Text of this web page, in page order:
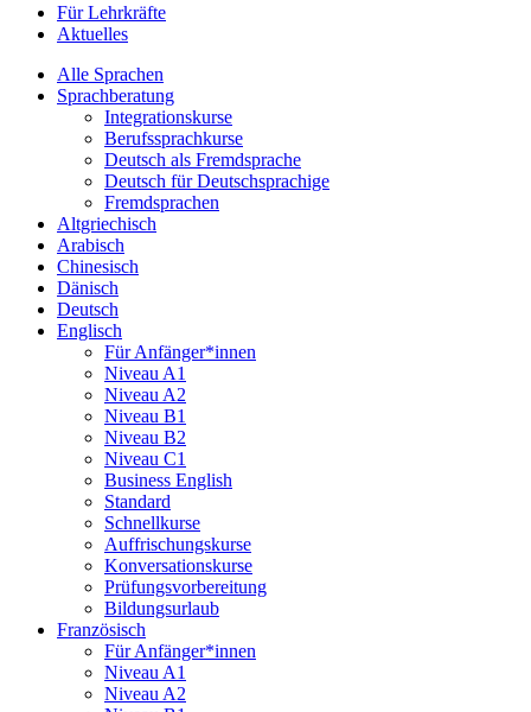
Für Lehrkräfte
Aktuelles
Alle Sprachen
Sprachberatung
Integrationskurse
Berufssprachkurse
Deutsch als Fremdsprache
Deutsch für Deutschsprachige
Fremdsprachen
Altgriechisch
Arabisch
Chinesisch
Dänisch
Deutsch
Englisch
Für Anfänger*innen
Niveau A1
Niveau A2
Niveau B1
Niveau B2
Niveau C1
Business English
Standard
Schnellkurse
Auffrischungskurse
Konversationskurse
Prüfungsvorbereitung
Bildungsurlaub
Französisch
Für Anfänger*innen
Niveau A1
Niveau A2